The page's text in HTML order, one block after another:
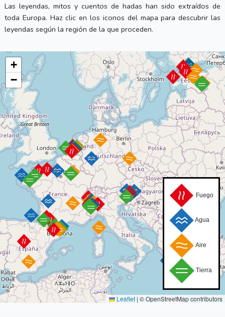
Las leyendas, mitos y cuentos de hadas han sido extraídos de
toda Europa. Haz clic en los iconos del mapa para descubrir las
leyendas según la región de la que proceden.
+
−
Fuego
Agua
Aire
Tierra
Leaflet | © OpenStreetMap contributors